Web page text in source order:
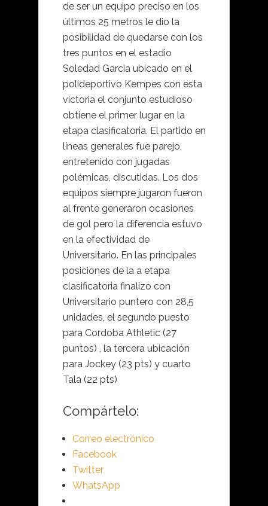
de ser un equipo preciso en los
últimos 25 metros le dio la
posibilidad de quedarse con los
tres puntos en el estadio
Soledad Garcia ubicado en el
polideportivo Kempes con esta
victoria el conjunto estudioso
obtiene el primer lugar en la
etapa clasificatoria. El partido en
líneas generales fue parejo,
entretenido con jugadas
polémicas, discutidas. Los dos
equipos siempre jugaron fueron
al frente generaron ocasiones
de gol pero la diferencia estuvo
en la efectividad de
Universitario. En las principales
posiciones de la a etapa
clasificatoria finalizo con
Universitario puntero con 28,5
unidades, el segundo puesto
para Cordoba Athletic (27
puntos) , la tercera ubicación
para Jockey (23 pts) y cuarto
Tala (22 pts)
Compártelo:
Correo electrónico
Facebook
Twitter
WhatsApp